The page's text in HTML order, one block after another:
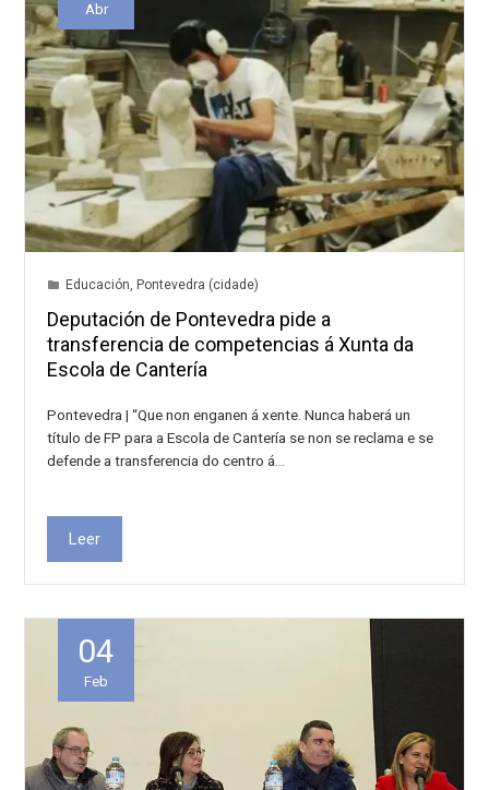
Abr
Educación, Pontevedra (cidade)
Deputación de Pontevedra pide a
transferencia de competencias á Xunta da
Escola de Cantería
Pontevedra | “Que non enganen á xente. Nunca haberá un
título de FP para a Escola de Cantería se non se reclama e se
defende a transferencia do centro á…
Leer
04
Feb